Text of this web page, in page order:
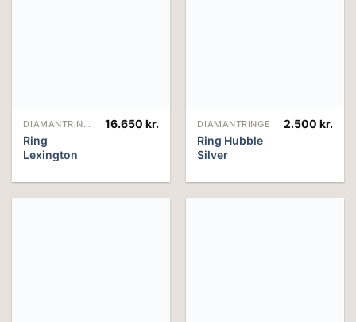
DIAMANTRINGE
Ring
Lexington
16.650 kr. DIAMANTRINGE
Ring Hubble
Silver
2.500 kr.